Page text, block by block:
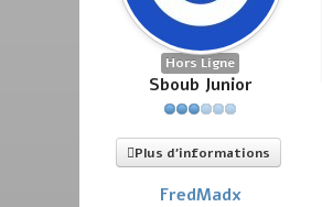
Hors Ligne
Sboub Junior
Plus d'informations
FredMadx